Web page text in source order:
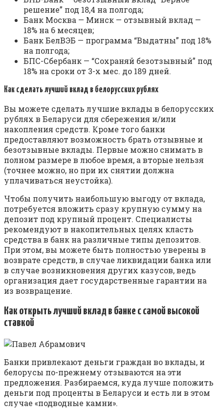
решение” под 18,4 на полгода;
Банк Москва — Минск — отзывный вклад —
18% на 6 месяцев;
Банк БелВЭБ — программа “Выдатны” под 18%
на полгода;
БПС-Сбербанк — “Сохраняй безотзывный” под
18% на сроки от 3-х мес. до 189 дней.
Как сделать лучший вклад в белорусских рублях
Вы можете сделать лучшие вклады в белорусских
рублях в Беларуси для сбережения и/или
накопления средств. Кроме того банки
предоставляют возможность брать отзывные и
безотзывные вклады. Первые можно снимать в
полном размере в любое время, а вторые нельзя
(точнее можно, но при их снятии должна
уплачиваться неустойка).
Чтобы получить наибольшую выгоду от вклада,
потребуется вложить сразу крупную сумму на
депозит под крупный процент. Специалисты
рекомендуют в накопительных целях класть
средства в банк на различные типы депозитов.
При этом, вы можете быть полностью уверены в
возврате средств, в случае ликвидации банка или
в случае возникновения других казусов, ведь
организация дает государственные гарантии на
из возвращение.
Как открыть лучший вклад в банке с самой высокой
ставкой
Банки привлекают деньги граждан во вклады, и
белорусы по-прежнему отзываются на эти
предложения. Разбираемся, куда лучше положить
деньги под проценты в Беларуси и есть ли в этом
случае «подводные камни».